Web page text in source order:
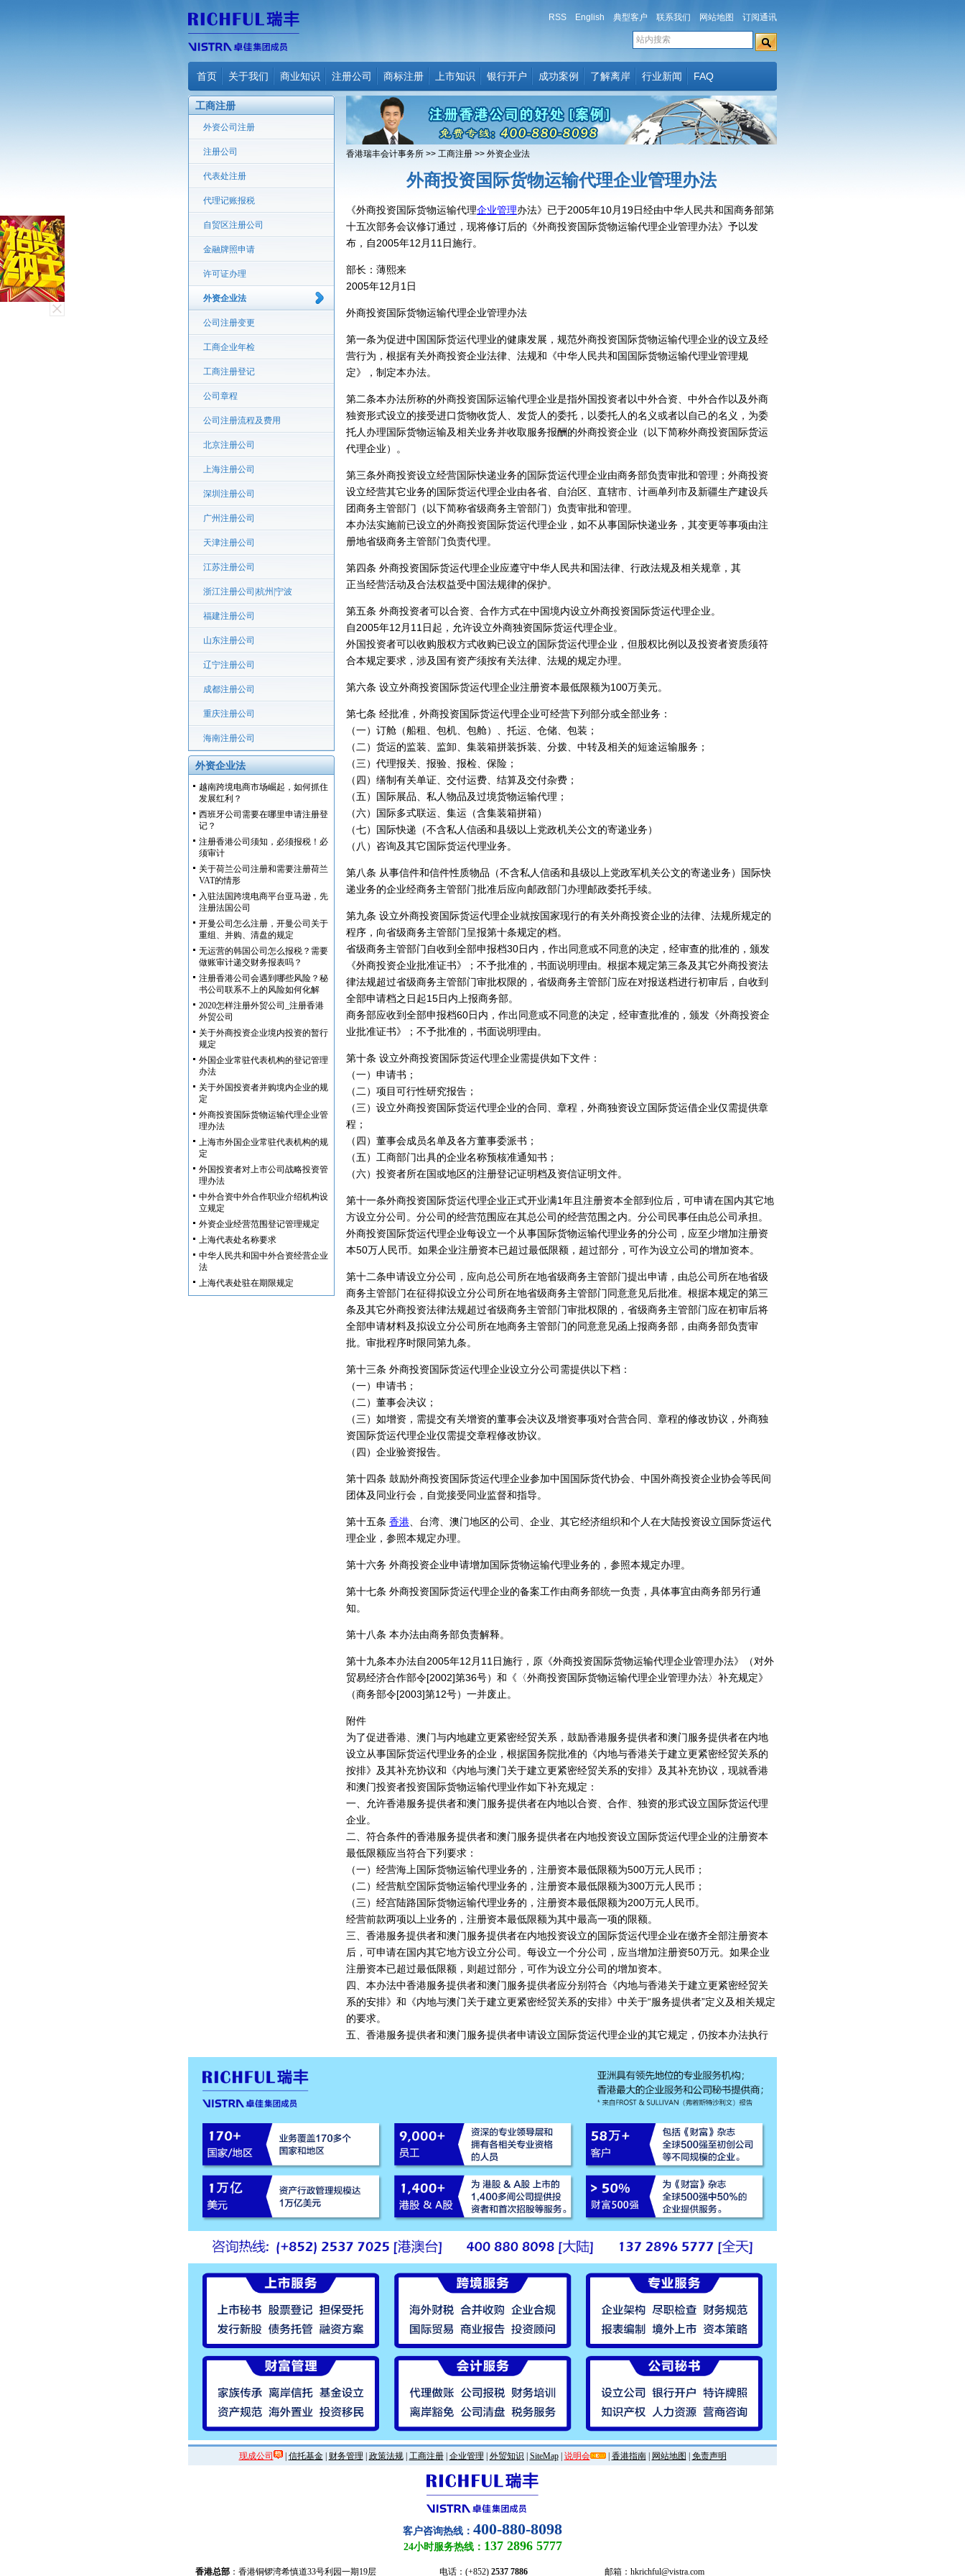
RSS English 典型客户 联系我们 网站地图 订阅通讯
首页 关于我们 商业知识 注册公司 商标注册 上市知识 银行开户 成功案例 了解离岸 行业新闻 FAQ
工商注册
外资公司注册
注册公司
代表处注册
代理记账报税
自贸区注册公司
金融牌照申请
许可证办理
外资企业法
公司注册变更
工商企业年检
工商注册登记
公司章程
公司注册流程及费用
北京注册公司
上海注册公司
深圳注册公司
广州注册公司
天津注册公司
江苏注册公司
浙江注册公司|杭州|宁波
福建注册公司
山东注册公司
辽宁注册公司
成都注册公司
重庆注册公司
海南注册公司
外资企业法
越南跨境电商市场崛起，如何抓住
发展红利？
西班牙公司需要在哪里申请注册登
记？
注册香港公司须知，必须报税！必
须审计
关于荷兰公司注册和需要注册荷兰
VAT的情形
入驻法国跨境电商平台亚马逊，先
注册法国公司
开曼公司怎么注册，开曼公司关于
重组、并购、清盘的规定
无运营的韩国公司怎么报税？需要
做账审计递交财务报表吗？
注册香港公司会遇到哪些风险？秘
书公司联系不上的风险如何化解
2020怎样注册外贸公司_注册香港
外贸公司
关于外商投资企业境内投资的暂行
规定
外国企业常驻代表机构的登记管理
办法
关于外国投资者并购境内企业的规
定
外商投资国际货物运输代理企业管
理办法
上海市外国企业常驻代表机构的规
定
外国投资者对上市公司战略投资管
理办法
中外合资中外合作职业介绍机构设
立规定
外资企业经营范围登记管理规定
上海代表处名称要求
中华人民共和国中外合资经营企业
法
上海代表处驻在期限规定
香港瑞丰会计事务所 >> 工商注册 >> 外资企业法
外商投资国际货物运输代理企业管理办法
《外商投资国际货物运输代理企业管理办法》已于2005年10月19日经由中华人民共和国商务部第
十五次部务会议修订通过，现将修订后的《外商投资国际货物运输代理企业管理办法》予以发
布，自2005年12月11日施行。
部长：薄熙来
2005年12月1日
外商投资国际货物运输代理企业管理办法
第一条为促进中国国际货运代理业的健康发展，规范外商投资国际货物运输代理企业的设立及经
营行为，根据有关外商投资企业法律、法规和《中华人民共和国国际货物运输代理业管理规
定》，制定本办法。
第二条本办法所称的外商投资国际运输代理企业是指外国投资者以中外合资、中外合作以及外商
独资形式设立的接受进口货物收货人、发货人的委托，以委托人的名义或者以自己的名义，为委
托人办理国际货物运输及相关业务并收取服务报酬的外商投资企业（以下简称外商投资国际货运
代理企业）。
第三条外商投资设立经营国际快递业务的国际货运代理企业由商务部负责审批和管理；外商投资
设立经营其它业务的国际货运代理企业由各省、自治区、直辖市、计画单列市及新疆生产建设兵
团商务主管部门（以下简称省级商务主管部门）负责审批和管理。
本办法实施前已设立的外商投资国际货运代理企业，如不从事国际快递业务，其变更等事项由注
册地省级商务主管部门负责代理。
第四条 外商投资国际货运代理企业应遵守中华人民共和国法律、行政法规及相关规章，其
正当经营活动及合法权益受中国法规律的保护。
第五条 外商投资者可以合资、合作方式在中国境内设立外商投资国际货运代理企业。
自2005年12月11日起，允许设立外商独资国际货运代理企业。
外国投资者可以收购股权方式收购已设立的国际货运代理企业，但股权比例以及投资者资质须符
合本规定要求，涉及国有资产须按有关法律、法规的规定办理。
第六条 设立外商投资国际货运代理企业注册资本最低限额为100万美元。
第七条 经批准，外商投资国际货运代理企业可经营下列部分或全部业务：
（一）订舱（船租、包机、包舱）、托运、仓储、包装；
（二）货运的监装、监卸、集装箱拼装拆装、分拨、中转及相关的短途运输服务；
（三）代理报关、报验、报检、保险；
（四）缮制有关单证、交付运费、结算及交付杂费；
（五）国际展品、私人物品及过境货物运输代理；
（六）国际多式联运、集运（含集装箱拼箱）
（七）国际快递（不含私人信函和县级以上党政机关公文的寄递业务）
（八）咨询及其它国际货运代理业务。
第八条 从事信件和信件性质物品（不含私人信函和县级以上党政军机关公文的寄递业务）国际快
递业务的企业经商务主管部门批准后应向邮政部门办理邮政委托手续。
第九条 设立外商投资国际货运代理企业就按国家现行的有关外商投资企业的法律、法规所规定的
程序，向省级商务主管部门呈报第十条规定的档。
省级商务主管部门自收到全部申报档30日内，作出同意或不同意的决定，经审查的批准的，颁发
《外商投资企业批准证书》；不予批准的，书面说明理由。根据本规定第三条及其它外商投资法
律法规超过省级商务主管部门审批权限的，省级商务主管部门应在对报送档进行初审后，自收到
全部申请档之日起15日内上报商务部。
商务部应收到全部申报档60日内，作出同意或不同意的决定，经审查批准的，颁发《外商投资企
业批准证书》；不予批准的，书面说明理由。
第十条 设立外商投资国际货运代理企业需提供如下文件：
（一）申请书；
（二）项目可行性研究报告；
（三）设立外商投资国际货运代理企业的合同、章程，外商独资设立国际货运借企业仅需提供章
程；
（四）董事会成员名单及各方董事委派书；
（五）工商部门出具的企业名称预核准通知书；
（六）投资者所在国或地区的注册登记证明档及资信证明文件。
第十一条外商投资国际货运代理企业正式开业满1年且注册资本全部到位后，可申请在国内其它地
方设立分公司。分公司的经营范围应在其总公司的经营范围之内。分公司民事任由总公司承担。
外商投资国际货运代理企业每设立一个从事国际货物运输代理业务的分公司，应至少增加注册资
本50万人民币。如果企业注册资本已超过最低限额，超过部分，可作为设立公司的增加资本。
第十二条申请设立分公司，应向总公司所在地省级商务主管部门提出申请，由总公司所在地省级
商务主管部门在征得拟设立分公司所在地省级商务主管部门同意意见后批准。根据本规定的第三
条及其它外商投资法律法规超过省级商务主管部门审批权限的，省级商务主管部门应在初审后将
全部申请材料及拟设立分公司所在地商务主管部门的同意意见函上报商务部，由商务部负责审
批。审批程序时限同第九条。
第十三条 外商投资国际货运代理企业设立分公司需提供以下档：
（一）申请书；
（二）董事会决议；
（三）如增资，需提交有关增资的董事会决议及增资事项对合营合同、章程的修改协议，外商独
资国际货运代理企业仅需提交章程修改协议。
（四）企业验资报告。
第十四条 鼓励外商投资国际货运代理企业参加中国国际货代协会、中国外商投资企业协会等民间
团体及同业行会，自觉接受同业监督和指导。
第十五条 香港 、台湾、澳门地区的公司、企业、其它经济组织和个人在大陆投资设立国际货运代
理企业，参照本规定办理。
第十六务 外商投资企业申请增加国际货物运输代理业务的，参照本规定办理。
第十七条 外商投资国际货运代理企业的备案工作由商务部统一负责，具体事宜由商务部另行通
知。
第十八条 本办法由商务部负责解释。
第十九条本办法自2005年12月11日施行，原《外商投资国际货物运输代理企业管理办法》（对外
贸易经济合作部令[2002]第36号）和《〈外商投资国际货物运输代理企业管理办法〉补充规定》
（商务部令[2003]第12号）一并废止。
附件
为了促进香港、澳门与内地建立更紧密经贸关系，鼓励香港服务提供者和澳门服务提供者在内地
设立从事国际货运代理业务的企业，根据国务院批准的《内地与香港关于建立更紧密经贸关系的
按排》及其补充协议和《内地与澳门关于建立更紧密经贸关系的安排》及其补充协议，现就香港
和澳门投资者投资国际货物运输代理业作如下补充规定：
一、允许香港服务提供者和澳门服务提供者在内地以合资、合作、独资的形式设立国际货运代理
企业。
二、符合条件的香港服务提供者和澳门服务提供者在内地投资设立国际货运代理企业的注册资本
最低限额应当符合下列要求：
（一）经营海上国际货物运输代理业务的，注册资本最低限额为500万元人民币；
（二）经营航空国际货物运输代理业务的，注册资本最低限额为300万元人民币；
（三）经宫陆路国际货物运输代理业务的，注册资本最低限额为200万元人民币。
经营前款两项以上业务的，注册资本最低限额为其中最高一项的限额。
三、香港服务提供者和澳门服务提供者在内地投资设立的国际货运代理企业在缴齐全部注册资本
后，可申请在国内其它地方设立分公司。每设立一个分公司，应当增加注册资50万元。如果企业
注册资本已超过最低限额，则超过部分，可作为设立分公司的增加资本。
四、本办法中香港服务提供者和澳门服务提供者应分别符合《内地与香港关于建立更紧密经贸关
系的安排》和《内地与澳门关于建立更紧密经贸关系的安排》中关于“服务提供者”定义及相关规定
的要求。
五、香港服务提供者和澳门服务提供者申请设立国际货运代理企业的其它规定，仍按本办法执行
现成公司 | 信托基金| 财务管理 政策法规| 工商注册| 企业管理 外贸知识 SiteMap| 说明会 | 香港指南| 网站地图 免责声明
客户咨询热线： 400-880-8098
24小时服务热线： 137 2896 5777
香港总部 ：香港铜锣湾希慎道33号利园一期19层 电话：(+852) 2537 7886 邮箱：hkrichful@vistra.com